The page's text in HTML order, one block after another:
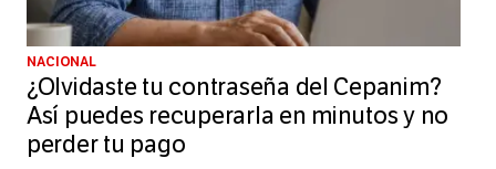
NACIONAL
¿Olvidaste tu contraseña del Cepanim?
Así puedes recuperarla en minutos y no
perder tu pago